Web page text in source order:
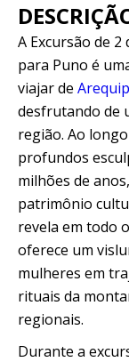
A Excursão de 2
para Puno é
viajar de
desfrutando de
região. Ao
profundos
milhões de
patrimônio
revela em todo
oferece um
mulheres em
rituais da
regionais.
Durante a